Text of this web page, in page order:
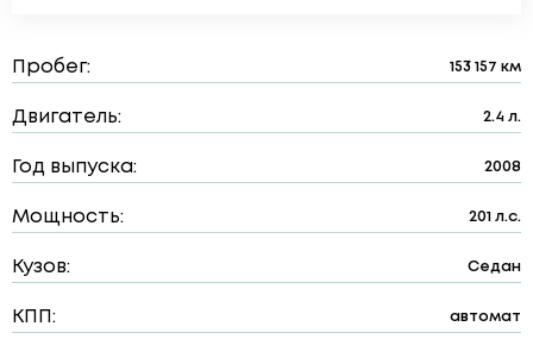
Пробег: 153 157 км
Двигатель: 2.4 л.
Год выпуска: 2008
Мощность: 201 л.с.
Кузов: Седан
КПП: автомат